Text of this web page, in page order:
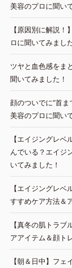
美容のプロに聞い
【原因別に解説
ロに聞いてみまし
ツヤと血色感をま
聞いてみました！
顔のついでに“首
美容のプロに聞い
【エイジングレ
んでいる？エイジ
いてみました！
【エイジングレ
すすめケア方法＆
【真冬の肌トラ
アアイテム＆顔ト
【朝＆日中】フェ